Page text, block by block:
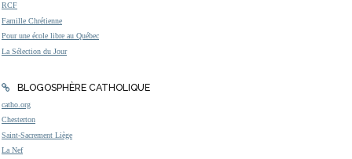
RCF
Famille Chrétienne
Pour une école libre au Québec
La Sélection du Jour
BLOGOSPHÈRE CATHOLIQUE
catho.org
Chesterton
Saint-Sacrement Liège
La Nef